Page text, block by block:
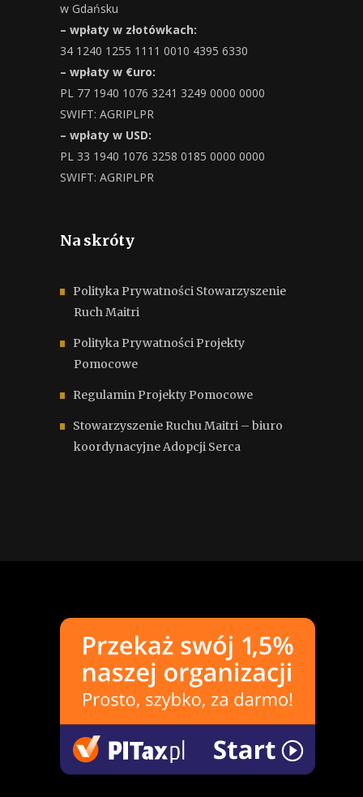
w Gdańsku
– wpłaty w złotówkach:
34 1240 1255 1111 0010 4395 6330
– wpłaty w €uro:
PL 77 1940 1076 3241 3249 0000 0000
SWIFT: AGRIPLPR
– wpłaty w USD:
PL 33 1940 1076 3258 0185 0000 0000
SWIFT: AGRIPLPR
Na skróty
Polityka Prywatności Stowarzyszenie
Ruch Maitri
Polityka Prywatności Projekty
Pomocowe
Regulamin Projekty Pomocowe
Stowarzyszenie Ruchu Maitri – biuro
koordynacyjne Adopcji Serca